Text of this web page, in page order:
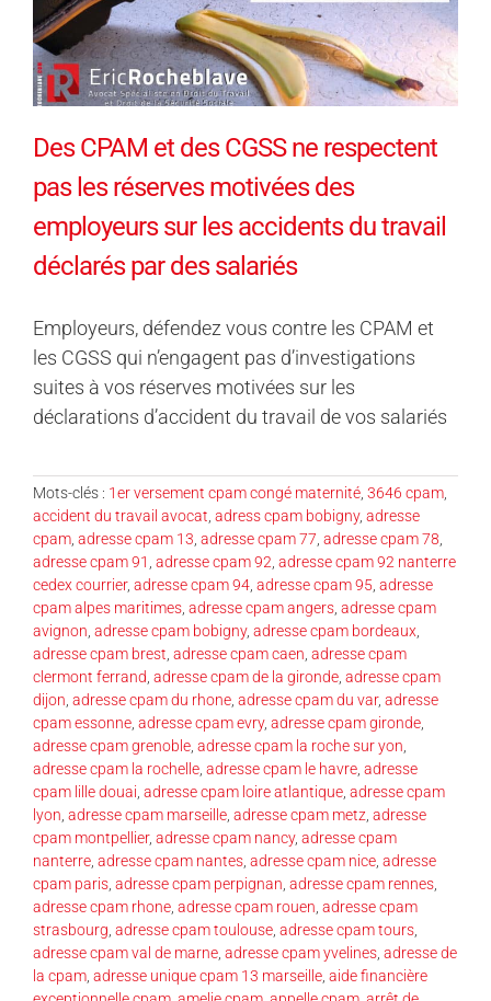
Des CPAM et des CGSS ne respectent
pas les réserves motivées des
employeurs sur les accidents du travail
déclarés par des salariés
Employeurs, défendez vous contre les CPAM et
les CGSS qui n’engagent pas d’investigations
suites à vos réserves motivées sur les
déclarations d’accident du travail de vos salariés
Mots-clés : 1er versement cpam congé maternité 3646 cpam
accident du travail avocat adress cpam bobigny, adresse
cpam adresse cpam 13 adresse cpam 77 adresse cpam 78
adresse cpam 91 adresse cpam 92 adresse cpam 92 nanterre
cedex courrier, adresse cpam 94 adresse cpam 95 adresse
cpam alpes maritimes adresse cpam angers adresse cpam
avignon adresse cpam bobigny, adresse cpam bordeaux
adresse cpam brest adresse cpam caen adresse cpam
clermont ferrand adresse cpam de la gironde adresse cpam
dijon adresse cpam du rhone adresse cpam du var, adresse
cpam essonne adresse cpam evry, adresse cpam gironde
adresse cpam grenoble adresse cpam la roche sur yon
adresse cpam la rochelle adresse cpam le havre adresse
cpam lille douai adresse cpam loire atlantique adresse cpam
lyon adresse cpam marseille adresse cpam metz adresse
cpam montpellier, adresse cpam nancy, adresse cpam
nanterre adresse cpam nantes adresse cpam nice adresse
cpam paris adresse cpam perpignan adresse cpam rennes
adresse cpam rhone adresse cpam rouen adresse cpam
strasbourg adresse cpam toulouse adresse cpam tours
adresse cpam val de marne adresse cpam yvelines adresse de
la cpam adresse unique cpam 13 marseille aide financière